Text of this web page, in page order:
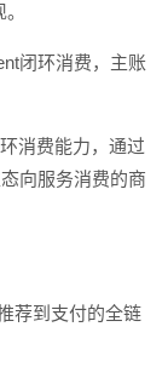
闭环消费，主账
消费能力，通过
向服务消费的商
荐到支付的全链